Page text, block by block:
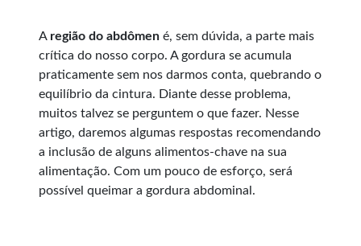
A região do abdômen é, sem dúvida, a parte mais
crítica do nosso corpo. A gordura se acumula
praticamente sem nos darmos conta, quebrando o
equilíbrio da cintura. Diante desse problema,
muitos talvez se perguntem o que fazer. Nesse
artigo, daremos algumas respostas recomendando
a inclusão de alguns alimentos-chave na sua
alimentação. Com um pouco de esforço, será
possível queimar a gordura abdominal.